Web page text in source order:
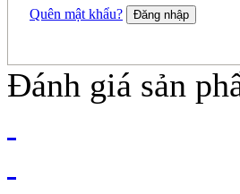
Quên mật khẩu? Đăng nhập
Đánh giá sản